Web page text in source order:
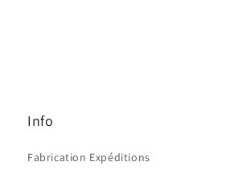
Info
Fabrication Expéditions